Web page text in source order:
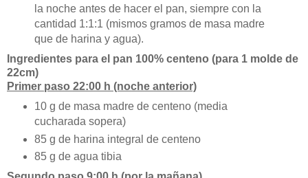
la noche antes de hacer el pan, siempre con la
cantidad 1:1:1 (mismos gramos de masa madre
que de harina y agua).
Ingredientes para el pan 100% centeno (para 1 molde de
22cm)
Primer paso 22:00 h (noche anterior)
10 g de masa madre de centeno (media
cucharada sopera)
85 g de harina integral de centeno
85 g de agua tibia